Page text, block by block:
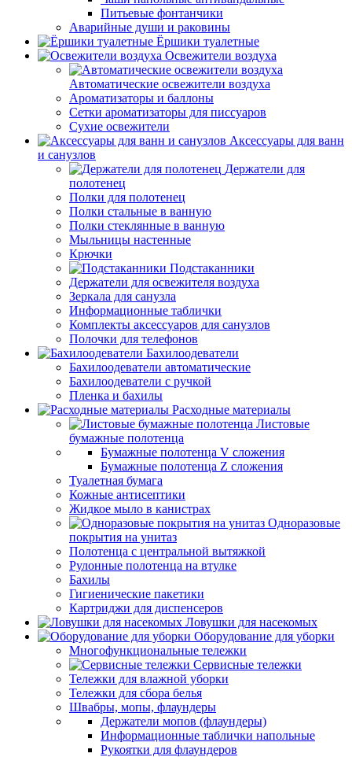
Питьевые фонтанчики
Аварийные души и раковины
Ёршики туалетные
Освежители воздуха
Автоматические освежители воздуха
Ароматизаторы и баллоны
Сетки ароматизаторы для писсуаров
Сухие освежители
Аксессуары для ванн
и санузлов
Держатели для
полотенец
Полки для полотенец
Полки стальные в ванную
Полки стеклянные в ванную
Мыльницы настенные
Крючки
Подстаканники
Держатели для освежителя воздуха
Зеркала для санузла
Информационные таблички
Комплекты аксессуаров для санузлов
Полочки для телефонов
Бахилоодеватели
Бахилоодеватели автоматические
Бахилоодеватели с ручкой
Пленка и бахилы
Расходные материалы
Листовые
бумажные полотенца
Бумажные полотенца V сложения
Бумажные полотенца Z сложения
Туалетная бумага
Кожные антисептики
Жидкое мыло в канистрах
Одноразовые
покрытия на унитаз
Полотенца с центральной вытяжкой
Рулонные полотенца на втулке
Бахилы
Гигиенические пакетики
Картриджи для диспенсеров
Ловушки для насекомых
Оборудование для уборки
Многофункциональные тележки
Сервисные тележки
Тележки для влажной уборки
Тележки для сбора белья
Швабры, мопы, флаундеры
Держатели мопов (флаундеры)
Информационные таблички напольные
Рукоятки для флаундеров